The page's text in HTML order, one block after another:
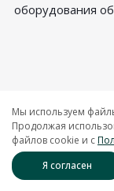
оборудования
Мы используем
Продолжая
файлов cookie и c
Я согласен